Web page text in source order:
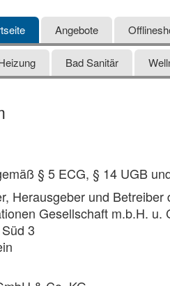
Angebote
Bad Sanitär
§ 5 ECG, § 14 UGB
Herausgeber und Betreiber
Gesellschaft m.b.H. u.
3